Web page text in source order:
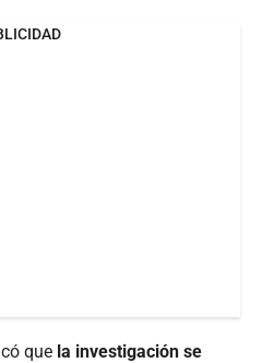
que la investigación se